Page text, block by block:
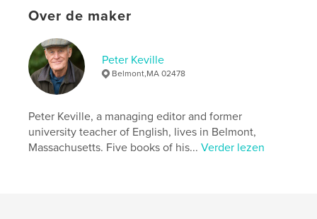
Paperback: 9798210772893
Datum publiceren:
TaalEnglish
Trefwoorden
Over de maker
Peter Keville
Belmont,MA 02478
Peter Keville, a managing editor and former
university teacher of English, lives in Belmont,
Massachusetts. Five books of his...Verder lezen